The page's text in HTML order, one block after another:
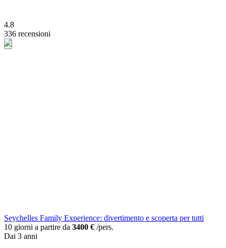
4.8
336 recensioni
Seychelles Family Experience: divertimento e scoperta per tutti
10 giorni a partire da 3400 € /pers.
Dai 3 anni